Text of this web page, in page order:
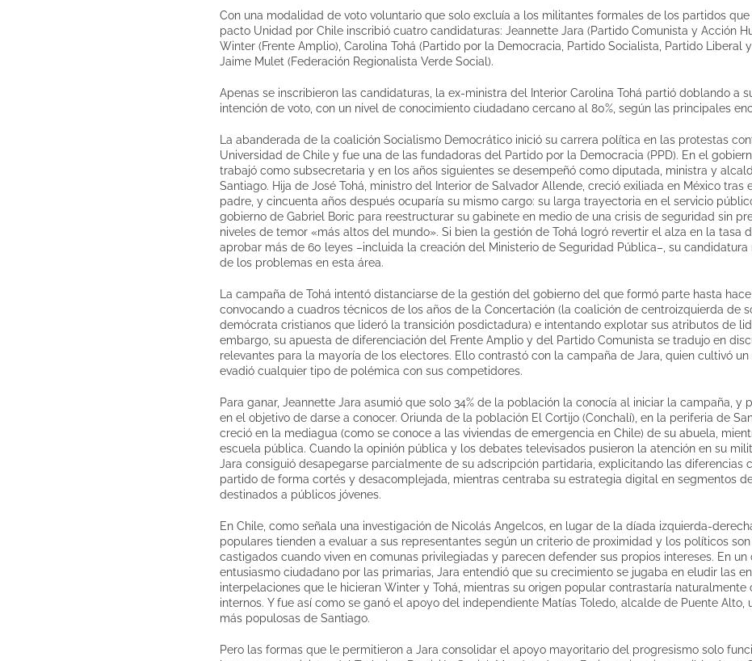
Con una modalidad de voto voluntario que solo excluía a los militantes formales de los partidos
pacto Unidad por Chile inscribió cuatro candidaturas: Jeannette Jara (Partido Comunista y Acción
Winter (Frente Amplio), Carolina Tohá (Partido por la Democracia, Partido Socialista, Partido Liberal
Jaime Mulet (Federación Regionalista Verde Social).
Apenas se inscribieron las candidaturas, la ex-ministra del Interior Carolina Tohá partió doblando a
intención de voto, con un nivel de conocimiento ciudadano cercano al 80%, según las principales
La abanderada de la coalición Socialismo Democrático inició su carrera política en las protestas
Universidad de Chile y fue una de las fundadoras del Partido por la Democracia (PPD). En el
trabajó como subsecretaria y en los años siguientes se desempeñó como diputada, ministra y
Santiago. Hija de José Tohá, ministro del Interior de Salvador Allende, creció exiliada en México tras
padre, y cincuenta años después ocuparía su mismo cargo: su larga trayectoria en el servicio
gobierno de Gabriel Boric para reestructurar su gabinete en medio de una crisis de seguridad sin
niveles de temor «más altos del mundo». Si bien la gestión de Tohá logró revertir el alza en la tasa
aprobar más de 60 leyes –incluida la creación del Ministerio de Seguridad Pública–, su
de los problemas en esta área.
La campaña de Tohá intentó distanciarse de la gestión del gobierno del que formó parte hasta hace
convocando a cuadros técnicos de los años de la Concertación (la coalición de centroizquierda de
demócrata cristianos que lideró la transición posdictadura) e intentando explotar sus atributos de
embargo, su apuesta de diferenciación del Frente Amplio y del Partido Comunista se tradujo en
relevantes para la mayoría de los electores. Ello contrastó con la campaña de Jara, quien cultivó
evadió cualquier tipo de polémica con sus competidores.
Para ganar, Jeannette Jara asumió que solo 34% de la población la conocía al iniciar la campaña, y
en el objetivo de darse a conocer. Oriunda de la población El Cortijo (Conchalí), en la periferia de
creció en la mediagua (como se conoce a las viviendas de emergencia en Chile) de su abuela,
escuela pública. Cuando la opinión pública y los debates televisados pusieron la atención en su
Jara consiguió desapegarse parcialmente de su adscripción partidaria, explicitando las diferencias
partido de forma cortés y desacomplejada, mientras centraba su estrategia digital en segmentos
destinados a públicos jóvenes.
En Chile, como señala una investigación de Nicolás Angelcos, en lugar de la díada izquierda-
populares tienden a evaluar a sus representantes según un criterio de proximidad y los políticos
castigados cuando viven en comunas privilegiadas y parecen defender sus propios intereses. En
entusiasmo ciudadano por las primarias, Jara entendió que su crecimiento se jugaba en eludir las
interpelaciones que le hicieran Winter y Tohá, mientras su origen popular contrastaría naturalmente
internos. Y fue así como se ganó el apoyo del independiente Matías Toledo, alcalde de Puente Alto,
más populosas de Santiago.
Pero las formas que le permitieron a Jara consolidar el apoyo mayoritario del progresismo solo